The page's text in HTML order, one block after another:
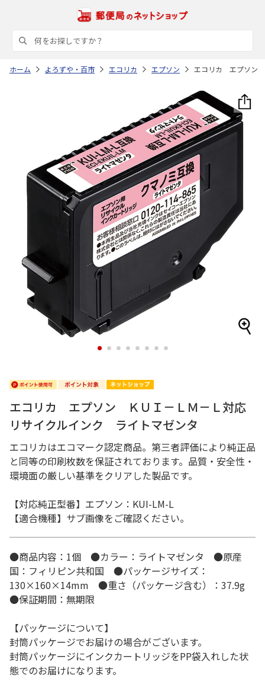
ホーム よろずや・百市 エコリカ エプソン エコリカ エプソン
1 2 3 4 5 6 7 8
エコリカ エプソン ＫＵＩ－ＬＭ－Ｌ対応
リサイクルインク ライトマゼンタ
エコリカはエコマーク認定商品。第三者評価により純正品
と同等の印刷枚数を保証されております。品質・安全性・
環境面の厳しい基準をクリアした製品です。
【対応純正型番】エプソン：KUI-LM-L
【適合機種】サブ画像をご確認ください。
●商品内容：1個 ●カラー：ライトマゼンタ ●原産
国：フィリピン共和国 ●パッケージサイズ：
130×160×14mm ●重さ（パッケージ含む）：37.9g
●保証期間：無期限
【パッケージについて】
封筒パッケージでお届けの場合がございます。
封筒パッケージにインクカートリッジをPP袋入れした状
態でのお届けになります。